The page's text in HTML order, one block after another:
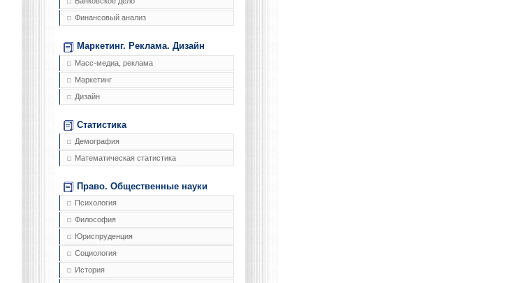
Финансовый анализ
Маркетинг. Реклама. Дизайн
Масс-медиа, реклама
Маркетинг
Дизайн
Статистика
Демография
Математическая статистика
Право. Общественные науки
Психология
Философия
Юриспруденция
Социология
История